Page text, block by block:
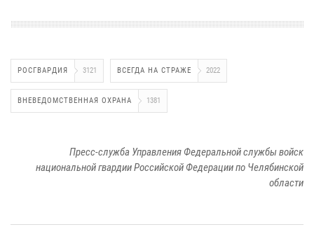
РОСГВАРДИЯ 3121 ВСЕГДА НА СТРАЖЕ 2022
ВНЕВЕДОМСТВЕННАЯ ОХРАНА 1381
Пресс-служба Управления Федеральной службы войск
национальной гвардии Российской Федерации по Челябинской
области